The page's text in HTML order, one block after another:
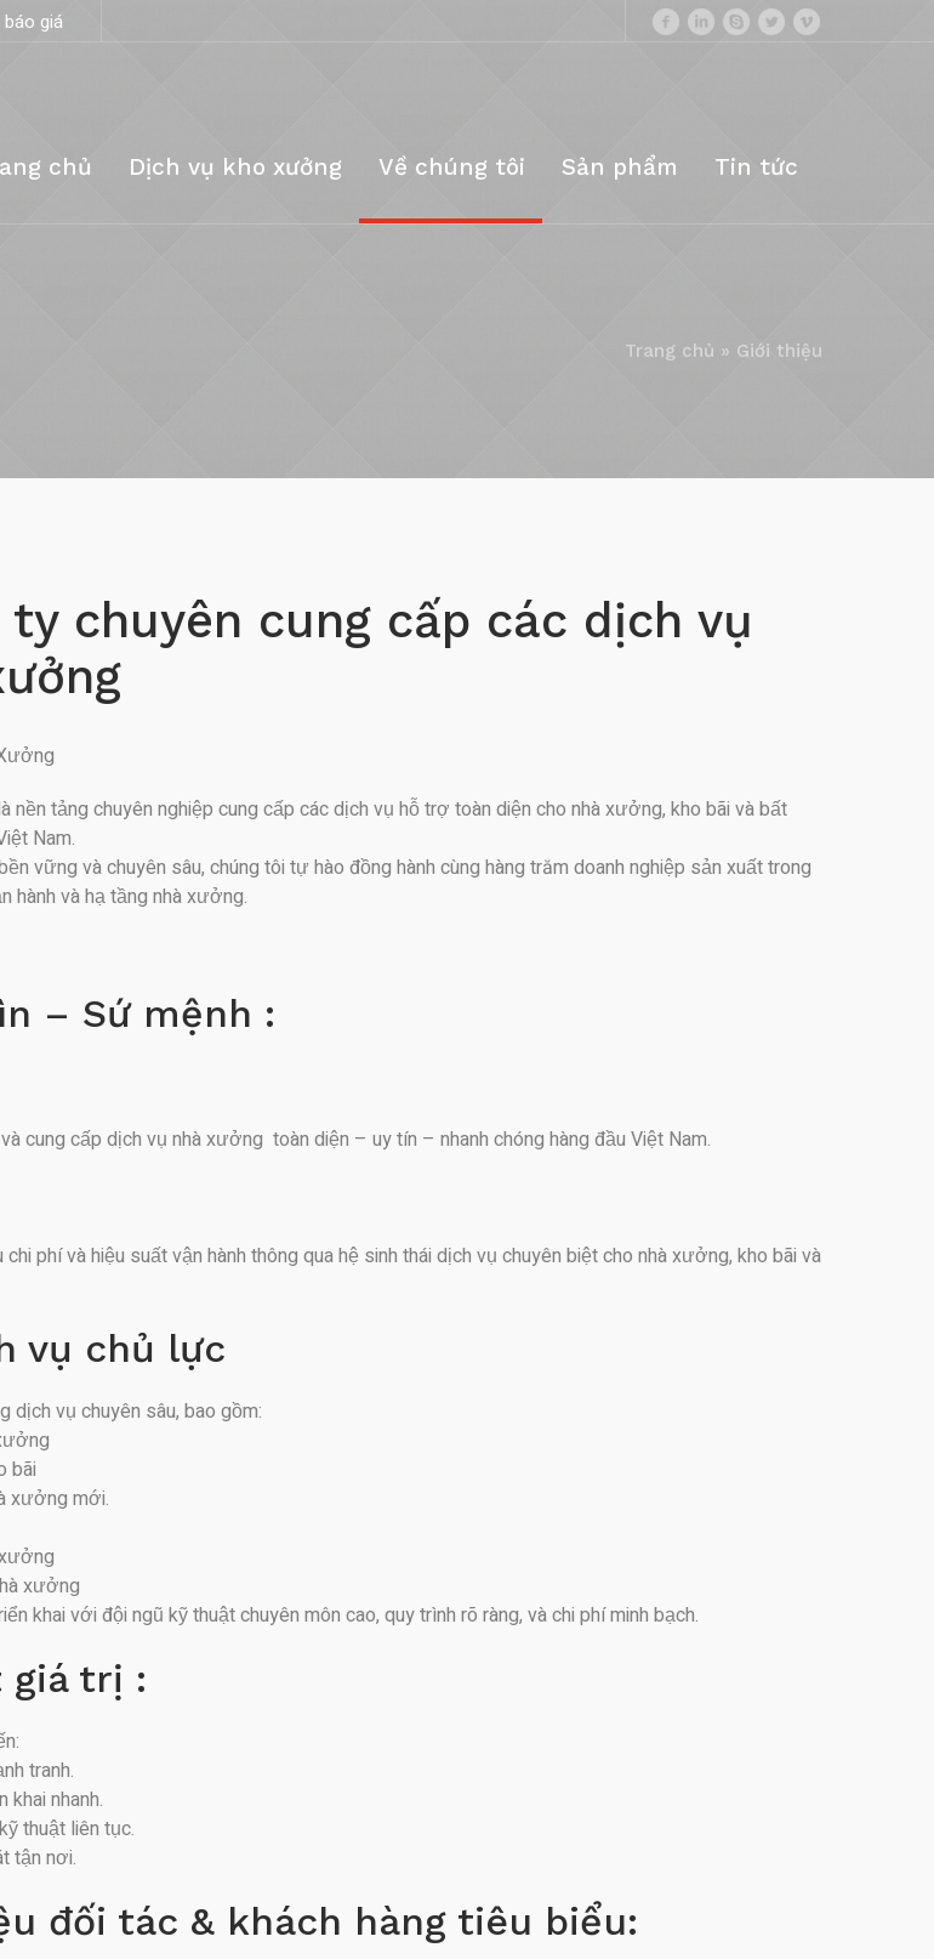
giá
chủ Dịch vụ kho xưởng Về chúng tôi Sản phẩm Tin tức
Trang chủ » Giới thiệu
chuyên cung cấp các dịch vụ
nền tảng chuyên nghiệp cung cấp các dịch vụ hỗ trợ toàn diện cho nhà xưởng, kho bãi và bất
Nam.
vững và chuyên sâu, chúng tôi tự hào đồng hành cùng hàng trăm doanh nghiệp sản xuất trong
hành và hạ tầng nhà xưởng.
– Sứ mệnh :
cung cấp dịch vụ nhà xưởng toàn diện – uy tín – nhanh chóng hàng đầu Việt Nam.
phí và hiệu suất vận hành thông qua hệ sinh thái dịch vụ chuyên biệt cho nhà xưởng, kho bãi và
vụ chủ lực
dịch vụ chuyên sâu, bao gồm:
bãi
xưởng mới.
xưởng
khai với đội ngũ kỹ thuật chuyên môn cao, quy trình rõ ràng, và chi phí minh bạch.
giá trị :
tranh.
nhanh.
thuật liên tục.
tận nơi.
đối tác & khách hàng tiêu biểu: